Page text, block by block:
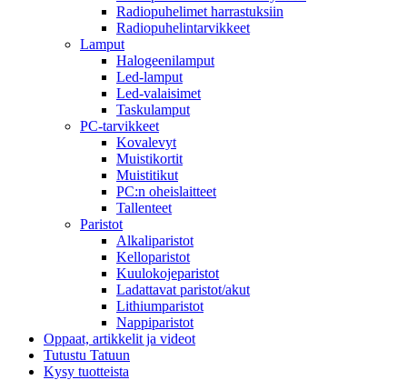
Radiopuhelimet harrastuksiin
Radiopuhelintarvikkeet
Lamput
Halogeenilamput
Led-lamput
Led-valaisimet
Taskulamput
PC-tarvikkeet
Kovalevyt
Muistikortit
Muistitikut
PC:n oheislaitteet
Tallenteet
Paristot
Alkaliparistot
Kelloparistot
Kuulokojeparistot
Ladattavat paristot/akut
Lithiumparistot
Nappiparistot
Oppaat, artikkelit ja videot
Tutustu Tatuun
Kysy tuotteista